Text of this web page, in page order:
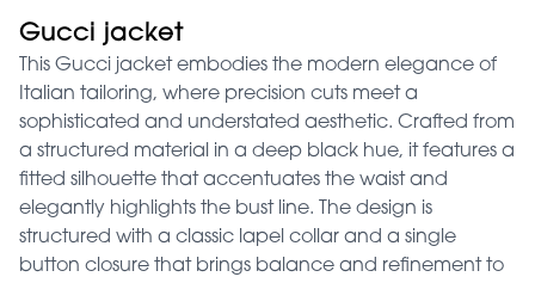
Gucci jacket
This Gucci jacket embodies the modern elegance of
Italian tailoring, where precision cuts meet a
sophisticated and understated aesthetic. Crafted from
a structured material in a deep black hue, it features a
fitted silhouette that accentuates the waist and
elegantly highlights the bust line. The design is
structured with a classic lapel collar and a single
button closure that brings balance and refinement to